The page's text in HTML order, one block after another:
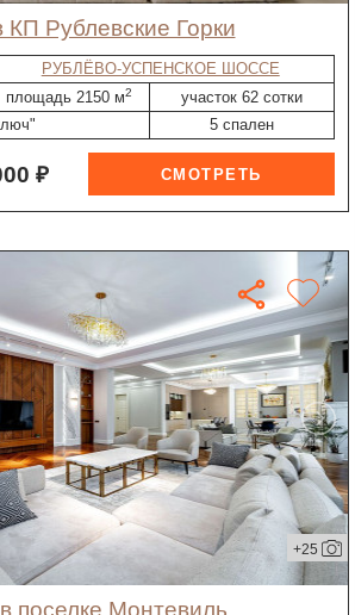
КП Рублевские Горки
РУБЛЁВО-УСПЕНСКОЕ ШОССЕ
площадь 2150 м2
участок 62 сотки
5 спален
₽
+25
в поселке Монтевиль